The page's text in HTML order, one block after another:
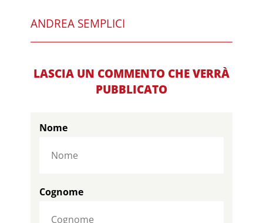
ANDREA SEMPLICI
LASCIA UN COMMENTO CHE VERRÀ
PUBBLICATO
Nome
Cognome